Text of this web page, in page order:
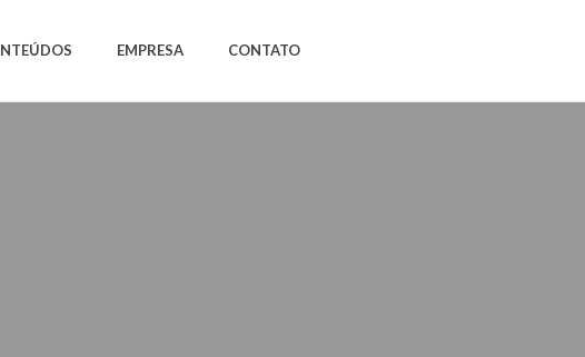
EMPRESA CONTATO